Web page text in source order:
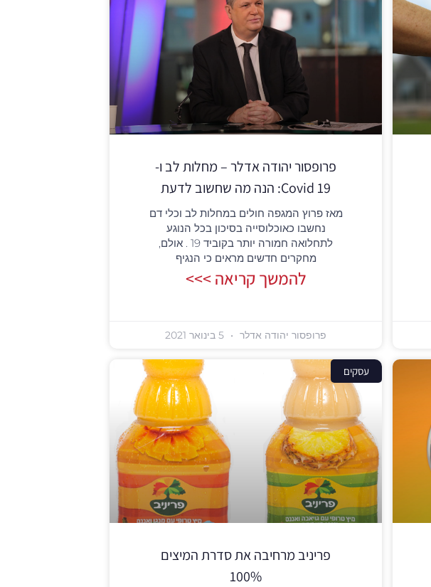
פרופסור יהודה אדלר – מחלות לב ו-
Covid 19: הנה מה שחשוב לדעת
מאז פרוץ המגפה חולים במחלות לב וכלי דם
נחשבו כאוכלוסייה בסיכון בכל הנוגע
לתחלואה חמורה יותר בקוביד 19 . אולם,
מחקרים חדשים מראים כי הנגיף
להמשך קריאה >>>
פרופסור יהודה אדלר
עסקים
פריניב מרחיבה את סדרת המיצים
100%